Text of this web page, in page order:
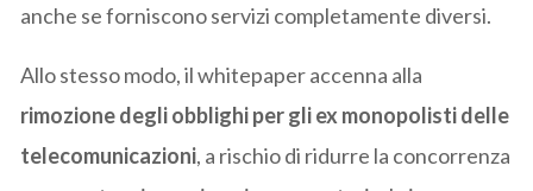
anche se forniscono servizi completamente diversi.
Allo stesso modo, il whitepaper accenna alla
rimozione degli obblighi per gli ex monopolisti delle
telecomunicazioni, a rischio di ridurre la concorrenza